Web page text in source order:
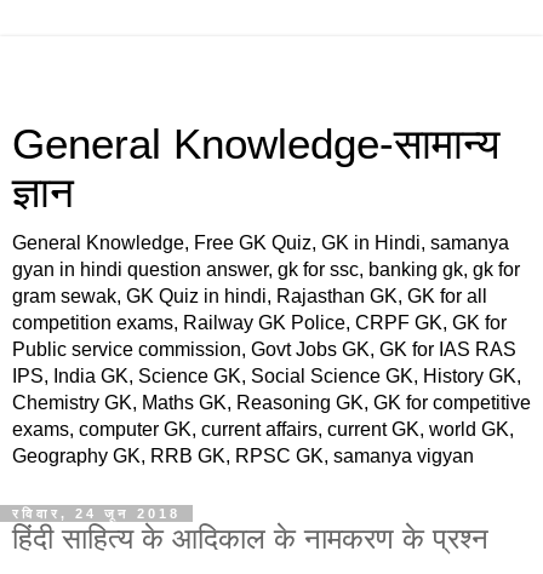
General Knowledge-सामान्य
ज्ञान
General Knowledge, Free GK Quiz, GK in Hindi, samanya
gyan in hindi question answer, gk for ssc, banking gk, gk for
gram sewak, GK Quiz in hindi, Rajasthan GK, GK for all
competition exams, Railway GK Police, CRPF GK, GK for
Public service commission, Govt Jobs GK, GK for IAS RAS
IPS, India GK, Science GK, Social Science GK, History GK,
Chemistry GK, Maths GK, Reasoning GK, GK for competitive
exams, computer GK, current affairs, current GK, world GK,
Geography GK, RRB GK, RPSC GK, samanya vigyan
रविवार, 24 जून 2018
हिंदी साहित्य के आदिकाल के नामकरण के प्रश्न